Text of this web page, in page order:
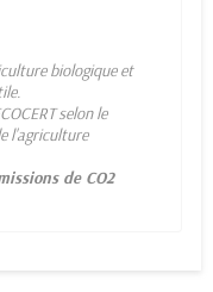
biologique et
selon le
l'agriculture
de CO2